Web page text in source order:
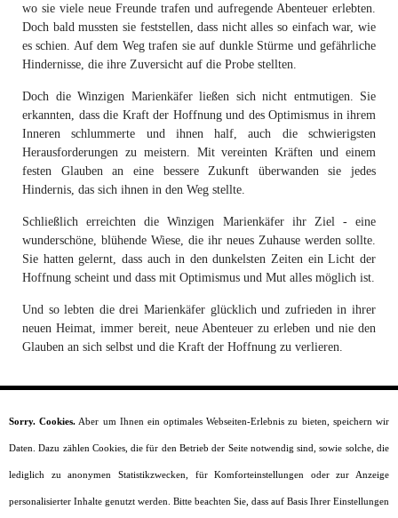
wo sie viele neue Freunde trafen und aufregende Abenteuer erlebten.
Doch bald mussten sie feststellen, dass nicht alles so einfach war, wie
es schien. Auf dem Weg trafen sie auf dunkle Stürme und gefährliche
Hindernisse, die ihre Zuversicht auf die Probe stellten.
Doch die Winzigen Marienkäfer ließen sich nicht entmutigen. Sie
erkannten, dass die Kraft der Hoffnung und des Optimismus in ihrem
Inneren schlummerte und ihnen half, auch die schwierigsten
Herausforderungen zu meistern. Mit vereinten Kräften und einem
festen Glauben an eine bessere Zukunft überwanden sie jedes
Hindernis, das sich ihnen in den Weg stellte.
Schließlich erreichten die Winzigen Marienkäfer ihr Ziel - eine
wunderschöne, blühende Wiese, die ihr neues Zuhause werden sollte.
Sie hatten gelernt, dass auch in den dunkelsten Zeiten ein Licht der
Hoffnung scheint und dass mit Optimismus und Mut alles möglich ist.
Und so lebten die drei Marienkäfer glücklich und zufrieden in ihrer
neuen Heimat, immer bereit, neue Abenteuer zu erleben und nie den
Glauben an sich selbst und die Kraft der Hoffnung zu verlieren.
Moral
Lesealter
Szenarien
Sorry. Cookies. Aber um Ihnen ein optimales Webseiten-Erlebnis zu bieten, speichern wir
Daten. Dazu zählen Cookies, die für den Betrieb der Seite notwendig sind, sowie solche, die
lediglich zu anonymen Statistikzwecken, für Komforteinstellungen oder zur Anzeige
personalisierter Inhalte genutzt werden. Bitte beachten Sie, dass auf Basis Ihrer Einstellungen